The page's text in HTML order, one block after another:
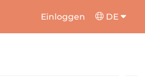
Einloggen DE